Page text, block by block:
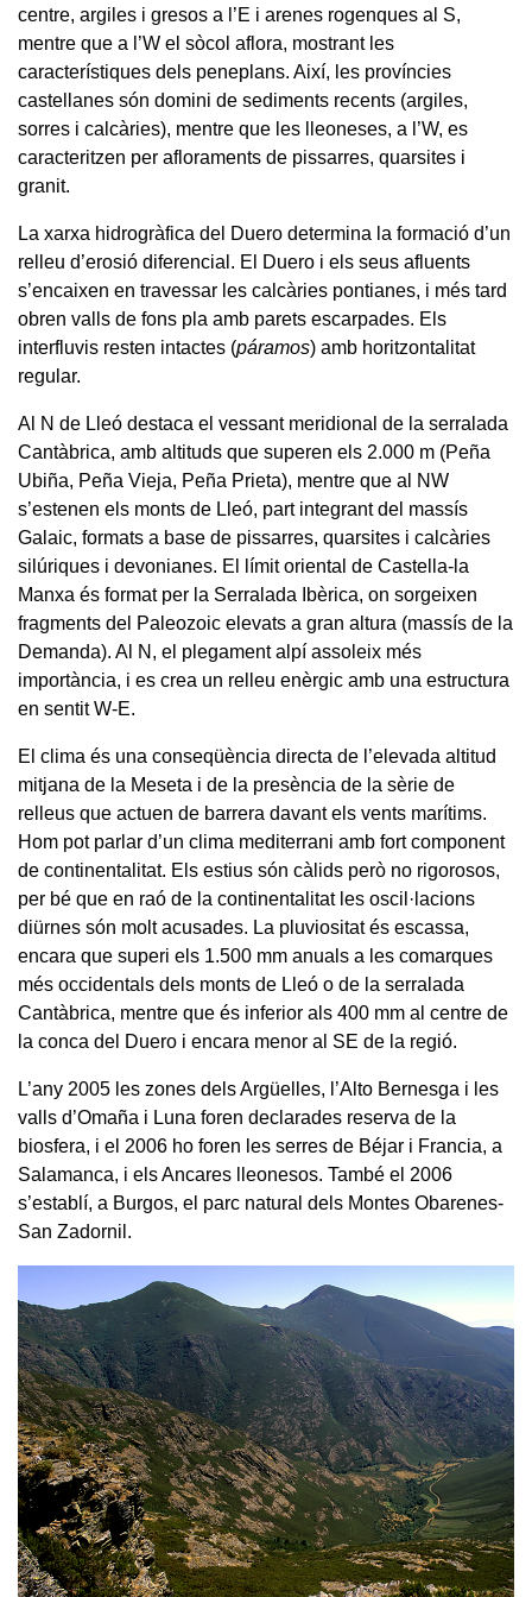
centre, argiles i gresos a l’E i arenes rogenques al S,
mentre que a l’W el sòcol aflora, mostrant les
característiques dels peneplans. Així, les províncies
castellanes són domini de sediments recents (argiles,
sorres i calcàries), mentre que les lleoneses, a l’W, es
caracteritzen per afloraments de pissarres, quarsites i
granit.
La xarxa hidrogràfica del Duero determina la formació d’un
relleu d’erosió diferencial. El Duero i els seus afluents
s’encaixen en travessar les calcàries pontianes, i més tard
obren valls de fons pla amb parets escarpades. Els
interfluvis resten intactes (páramos) amb horitzontalitat
regular.
Al N de Lleó destaca el vessant meridional de la serralada
Cantàbrica, amb altituds que superen els 2.000 m (Peña
Ubiña, Peña Vieja, Peña Prieta), mentre que al NW
s’estenen els monts de Lleó, part integrant del massís
Galaic, formats a base de pissarres, quarsites i calcàries
silúriques i devonianes. El límit oriental de Castella-la
Manxa és format per la Serralada Ibèrica, on sorgeixen
fragments del Paleozoic elevats a gran altura (massís de la
Demanda). Al N, el plegament alpí assoleix més
importància, i es crea un relleu enèrgic amb una estructura
en sentit W-E.
El clima és una conseqüència directa de l’elevada altitud
mitjana de la Meseta i de la presència de la sèrie de
relleus que actuen de barrera davant els vents marítims.
Hom pot parlar d’un clima mediterrani amb fort component
de continentalitat. Els estius són càlids però no rigorosos,
per bé que en raó de la continentalitat les oscil·lacions
diürnes són molt acusades. La pluviositat és escassa,
encara que superi els 1.500 mm anuals a les comarques
més occidentals dels monts de Lleó o de la serralada
Cantàbrica, mentre que és inferior als 400 mm al centre de
la conca del Duero i encara menor al SE de la regió.
L’any 2005 les zones dels Argüelles, l’Alto Bernesga i les
valls d’Omaña i Luna foren declarades reserva de la
biosfera, i el 2006 ho foren les serres de Béjar i Francia, a
Salamanca, i els Ancares lleonesos. També el 2006
s’establí, a Burgos, el parc natural dels Montes Obarenes-
San Zadornil.